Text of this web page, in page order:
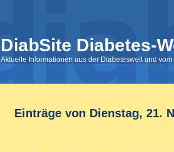
DiabSite Diabetes-
Aktuelle Informationen aus der Diabeteswelt und
Einträge von Dienstag, 21.